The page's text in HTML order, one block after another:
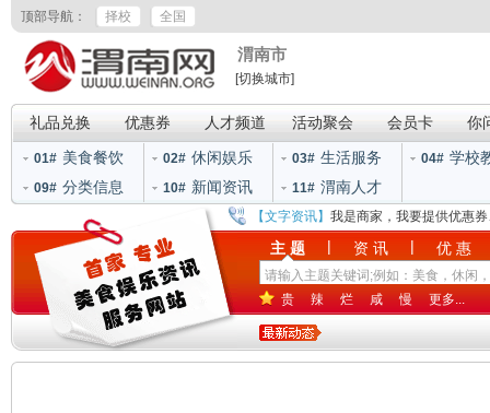
顶部导航： 择校 全国
渭南市
[切换城市]
礼品兑换 优惠券 人才频道 活动聚会 会员卡 你
01# 美食餐饮 02# 休闲娱乐 03# 生活服务 04# 学校
09# 分类信息 10# 新闻资讯 11# 渭南人才
【文字资讯】 我是商家，我要提供优惠
主 题 | 资 讯 | 优 惠
贵 辣 烂 咸 慢 更多...